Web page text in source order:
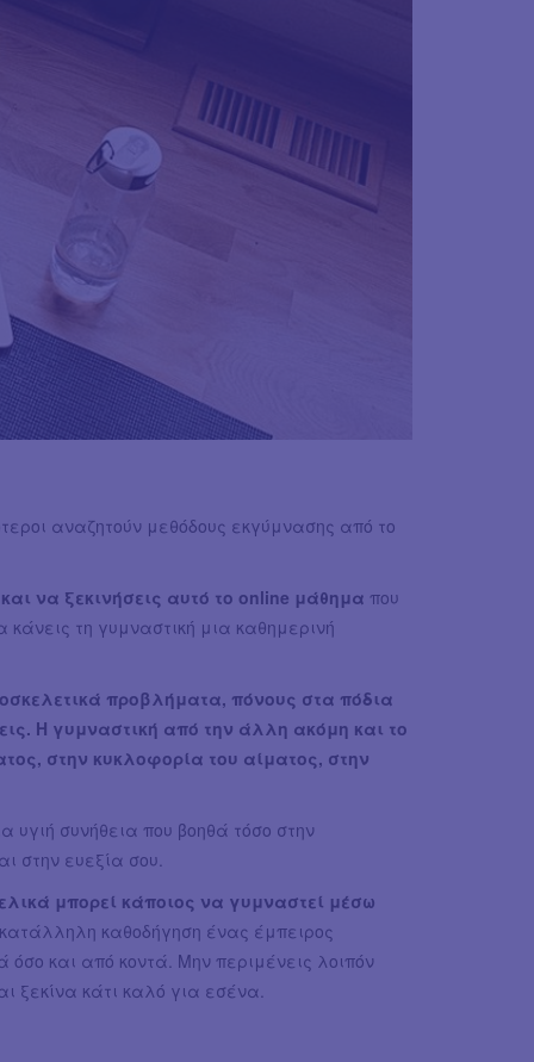
αναζητούν μεθόδους εκγύμνασης από το
να ξεκινήσεις αυτό το online μάθημα που
τη γυμναστική μια καθημερινή
προβλήματα, πόνους στα πόδια
Η γυμναστική από την άλλη ακόμη και το
στην κυκλοφορία του αίματος, στην
υγιή συνήθεια που βοηθά τόσο στην
στην ευεξία σου.
μπορεί κάποιος να γυμναστεί μέσω
καθοδήγηση ένας έμπειρος
και από κοντά. Μην περιμένεις λοιπόν
ξεκίνα κάτι καλό για εσένα.